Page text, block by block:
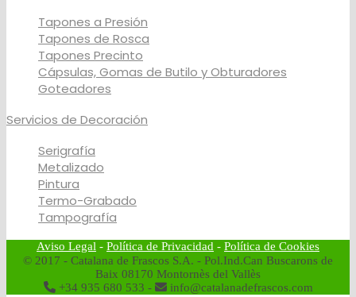
Tapones a Presión
Tapones de Rosca
Tapones Precinto
Cápsulas, Gomas de Butilo y Obturadores
Goteadores
Servicios de Decoración
Serigrafía
Metalizado
Pintura
Termo-Grabado
Tampografía
Aviso Legal - Política de Privacidad - Política de Cookies
© 2017 - Catalana de Frascos S.A. - Pol.Ind.Can Buscarons de
Baix 08170 Montornès del Vallès
+34 935 680 533 -
info@catalanadefrascos.com